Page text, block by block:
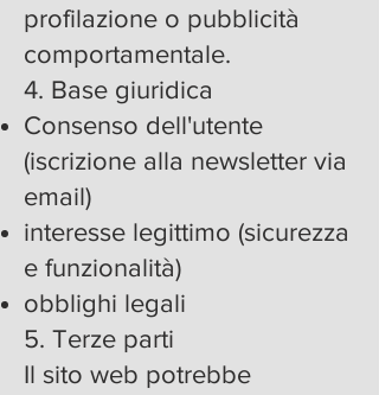
profilazione o pubblicità
comportamentale.
4. Base giuridica
Consenso dell'utente
(iscrizione alla newsletter via
email)
interesse legittimo (sicurezza
e funzionalità)
obblighi legali
5. Terze parti
Il sito web potrebbe